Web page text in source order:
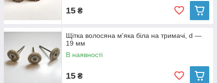
15 ₴
Щітка волосяна м'яка біла на тримачі, d —
19 мм
В наявності
15 ₴